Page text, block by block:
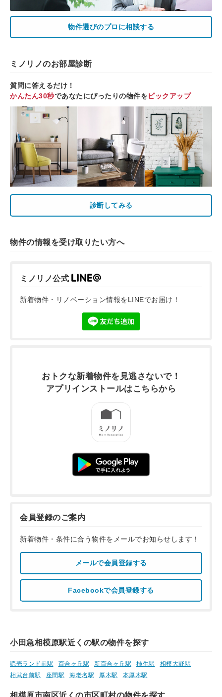
物件選びのプロに相談する
ミノリノのお部屋診断
質問に答えるだけ！
かんたん30秒であなたにぴったりの物件をピックアップ
診断してみる
物件の情報を受け取りたい方へ
ミノリノ公式
新着物件・リノベーション情報をLINEでお届け！
おトクな新着物件を 見逃さないで！
アプリインストールはこちらから
会員登録のご案内
新着物件・条件に合う物件をメールでお知らせします！
メールで会員登録する
Facebookで会員登録する
小田急相模原駅近くの駅の物件を探す
読売ランド前駅 百合ヶ丘駅 新百合ヶ丘駅 柿生駅
相模大野駅
相武台前駅
座間駅 海老名駅 厚木駅 本厚木駅
相模原市南区近くの市区町村の物件を探す